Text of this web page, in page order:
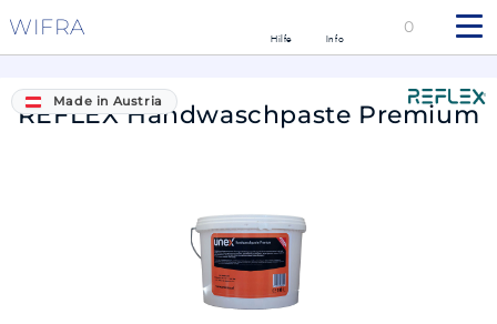
WIFRA Hilfe Info
0
REFLEX Handwaschpaste Premium
Made in Austria